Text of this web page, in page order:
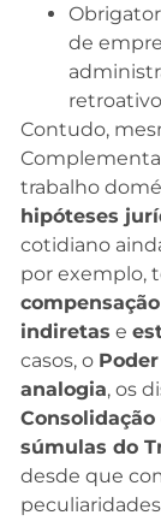
de
Contudo,
trabalho
hipóteses
cotidiano
por exemplo,
indiretas e
casos, o
analogia, os
Consolidação
súmulas do
desde que